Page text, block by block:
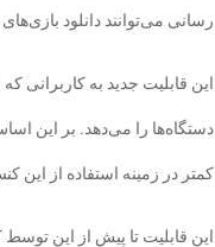
رسانی می‌توانند دانلود
این قابلیت جدید به کاربرانی
دستگاه‌ها را می‌دهد. بر این
کمتر در زمینه استفاده از این
این قابلیت تا پیش از این